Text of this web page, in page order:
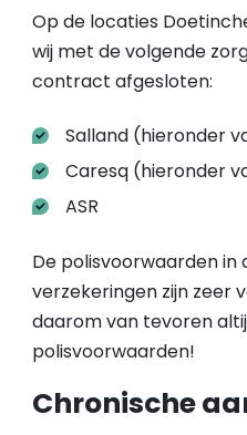
Op de locaties
wij met de volgende
contract afgesloten:
Salland (hieronder
Caresq (hieronder
ASR
De polisvoorwaarden in
verzekeringen zijn zeer
daarom van tevoren
polisvoorwaarden!
Chronische